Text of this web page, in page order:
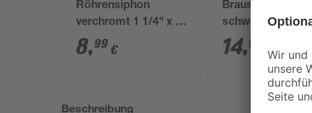
Röhrensiphon
verchromt 1 1/4" x 32
mm
8,99 €
Brauseschlauch
schwarz PVC
14,99 €
Beschreibung